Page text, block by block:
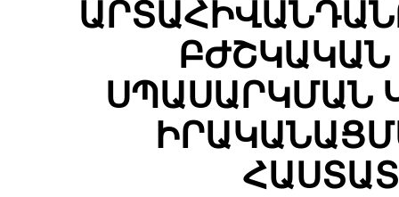
ԲԺՇԿԱԿԱՆ
ՍՊԱՍԱՐԿՄԱՆ